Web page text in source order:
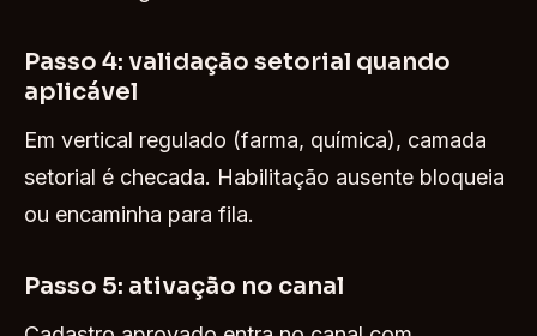
Passo 4: validação setorial quando
aplicável
Em vertical regulado (farma, química), camada
setorial é checada. Habilitação ausente bloqueia
ou encaminha para fila.
Passo 5: ativação no canal